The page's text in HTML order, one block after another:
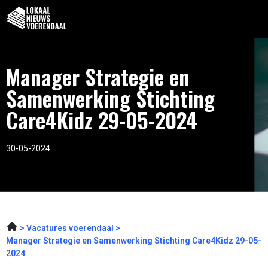
Manager Strategie en
Samenwerking Stichting
Care4Kidz 29-05-2024
30-05-2024
Vacatures voerendaal
Manager Strategie en Samenwerking Stichting Care4Kidz 29-05-
2024